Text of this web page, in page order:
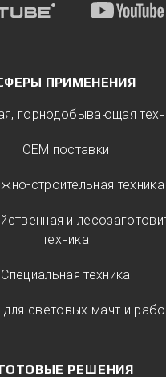
ПРИМЕНЕНИЯ
горнодобывающая
ОЕМ поставки
строительная техника
и
техника
Специальная техника
световых мачт и
ГОТОВЫЕ РЕШЕНИЯ